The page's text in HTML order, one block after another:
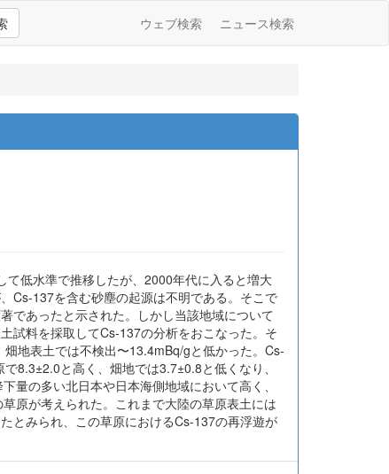
ウェブ検索 ニュース検索
低水準で推移したが、2000年代に入ると増大
Cs-137を含む砂塵の起源は不明である。そこで
であったと示された。しかし当該地域について
試料を採取してCs-137の分析をおこなった。そ
地表土では不検出〜13.4mBq/gと低かった。Cs-
8.3±2.0と高く、畑地では3.7±0.8と低くなり、
量の多い北日本や日本海側地域において高く、
原が考えられた。これまで大陸の草原表土には
とみられ、この草原におけるCs-137の再浮遊が